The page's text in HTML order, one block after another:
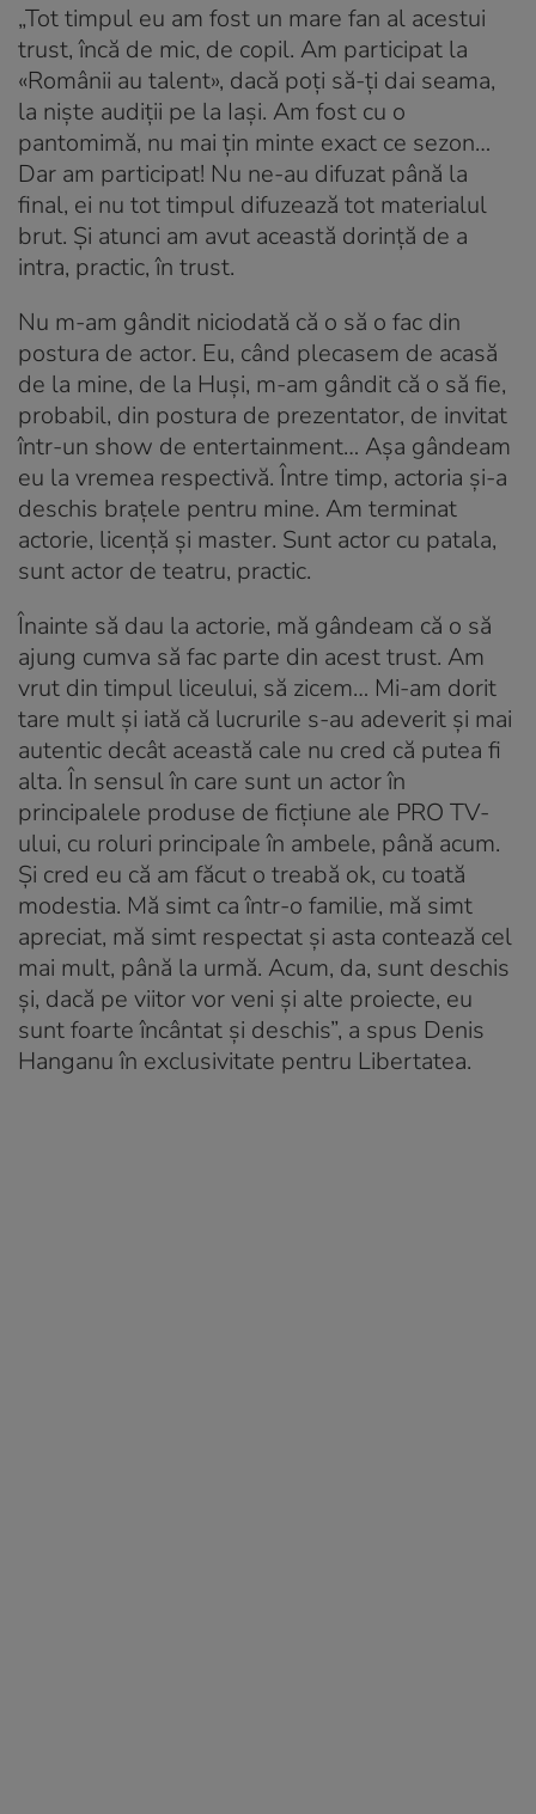
„Tot timpul eu am fost un mare fan al acestui
trust, încă de mic, de copil. Am participat la
«Românii au talent», dacă poți să-ți dai seama,
la niște audiții pe la Iași. Am fost cu o
pantomimă, nu mai țin minte exact ce sezon…
Dar am participat! Nu ne-au difuzat până la
final, ei nu tot timpul difuzează tot materialul
brut. Și atunci am avut această dorință de a
intra, practic, în trust.
Nu m-am gândit niciodată că o să o fac din
postura de actor. Eu, când plecasem de acasă
de la mine, de la Huși, m-am gândit că o să fie,
probabil, din postura de prezentator, de invitat
într-un show de entertainment… Așa gândeam
eu la vremea respectivă. Între timp, actoria și-a
deschis brațele pentru mine. Am terminat
actorie, licență și master. Sunt actor cu patala,
sunt actor de teatru, practic.
Înainte să dau la actorie, mă gândeam că o să
ajung cumva să fac parte din acest trust. Am
vrut din timpul liceului, să zicem… Mi-am dorit
tare mult și iată că lucrurile s-au adeverit și mai
autentic decât această cale nu cred că putea fi
alta. În sensul în care sunt un actor în
principalele produse de ficțiune ale PRO TV-
ului, cu roluri principale în ambele, până acum.
Și cred eu că am făcut o treabă ok, cu toată
modestia. Mă simt ca într-o familie, mă simt
apreciat, mă simt respectat și asta contează cel
mai mult, până la urmă. Acum, da, sunt deschis
și, dacă pe viitor vor veni și alte proiecte, eu
sunt foarte încântat și deschis”, a spus Denis
Hanganu în exclusivitate pentru Libertatea.